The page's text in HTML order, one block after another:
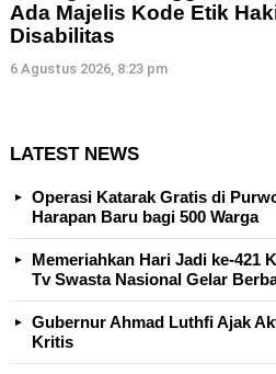
Ada Majelis Kode Etik
Disabilitas
6 Agustus 2026, 8:23 pm
LATEST NEWS
Operasi Katarak Gratis di
Harapan Baru bagi 500 Warga
Memeriahkan Hari Jadi ke-421
Tv Swasta Nasional Gelar
Gubernur Ahmad Luthfi Ajak
Kritis